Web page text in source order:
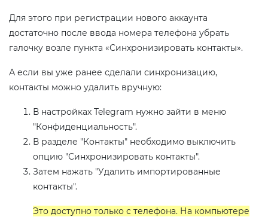
Для этого при регистрации нового аккаунта
достаточно после ввода номера телефона убрать
галочку возле пункта «Синхронизировать контакты».
А если вы уже ранее сделали синхронизацию,
контакты можно удалить вручную:
В настройках Telegram нужно зайти в меню
"Конфиденциальность".
В разделе "Контакты" необходимо выключить
опцию "Синхронизировать контакты".
Затем нажать "Удалить импортированные
контакты".
Это доступно только с телефона. На компьютере